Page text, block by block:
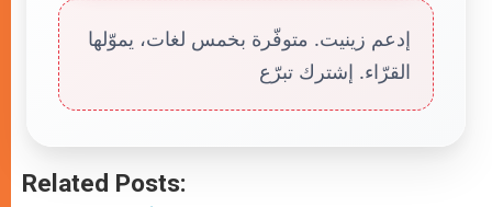
إدعم زينيت. متوفّرة بخمس لغات، يموّلها
القرّاء. إشترك تبرّع
Related Posts: